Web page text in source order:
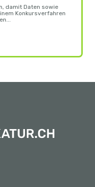
damit Daten sowie
Konkursverfahren